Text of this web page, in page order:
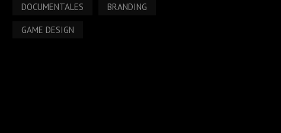
DOCUMENTALES BRANDING
GAME DESIGN